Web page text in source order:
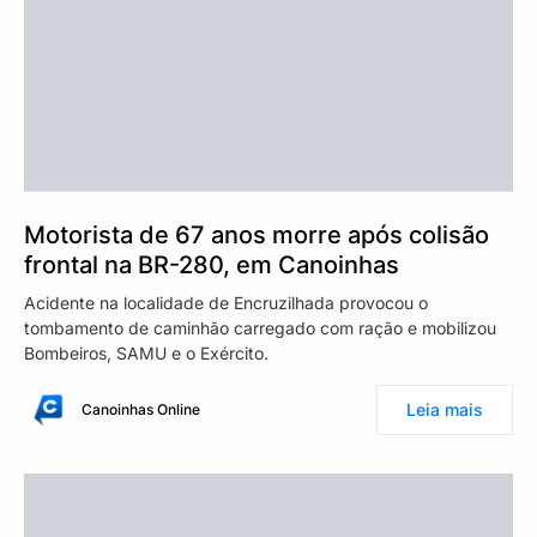
Motorista de 67 anos morre após colisão
frontal na BR-280, em Canoinhas
Acidente na localidade de Encruzilhada provocou o
tombamento de caminhão carregado com ração e mobilizou
Bombeiros, SAMU e o Exército.
Canoinhas Online Leia mais